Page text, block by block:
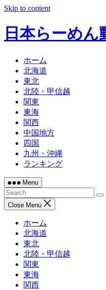
Skip to content
日本らーめん
ホーム
北海道
東北
北陸・甲信越
関東
東海
関西
中国地方
四国
九州・沖縄
ランキング
Menu
Close Menu
ホーム
北海道
東北
北陸・甲信越
関東
東海
関西